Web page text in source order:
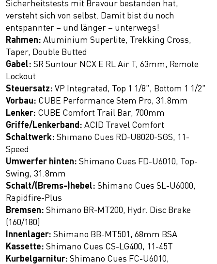
Sicherheitstests mit Bravour bestanden hat,
versteht sich von selbst. Damit bist du noch
entspannter – und länger – unterwegs!
Rahmen: Aluminium Superlite, Trekking Cross,
Taper, Double Butted
Gabel: SR Suntour NCX E RL Air T, 63mm, Remote
Lockout
Steuersatz: VP Integrated, Top 1 1/8", Bottom 1 1/2"
Vorbau: CUBE Performance Stem Pro, 31.8mm
Lenker: CUBE Comfort Trail Bar, 700mm
Griffe/Lenkerband: ACID Travel Comfort
Schaltwerk: Shimano Cues RD-U8020-SGS, 11-
Speed
Umwerfer hinten: Shimano Cues FD-U6010, Top-
Swing, 31.8mm
Schalt/(Brems-)hebel: Shimano Cues SL-U6000,
Rapidfire-Plus
Bremsen: Shimano BR-MT200, Hydr. Disc Brake
(160/180)
Innenlager: Shimano BB-MT501, 68mm BSA
Kassette: Shimano Cues CS-LG400, 11-45T
Kurbelgarnitur: Shimano Cues FC-U6010,